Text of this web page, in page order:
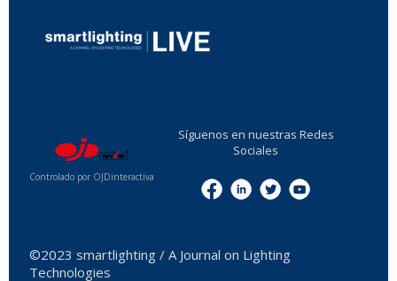
Controlado por OJDinteractiva
Síguenos en nuestras Redes
Sociales
©2023 smartlighting / A Journal on Lighting
Technologies